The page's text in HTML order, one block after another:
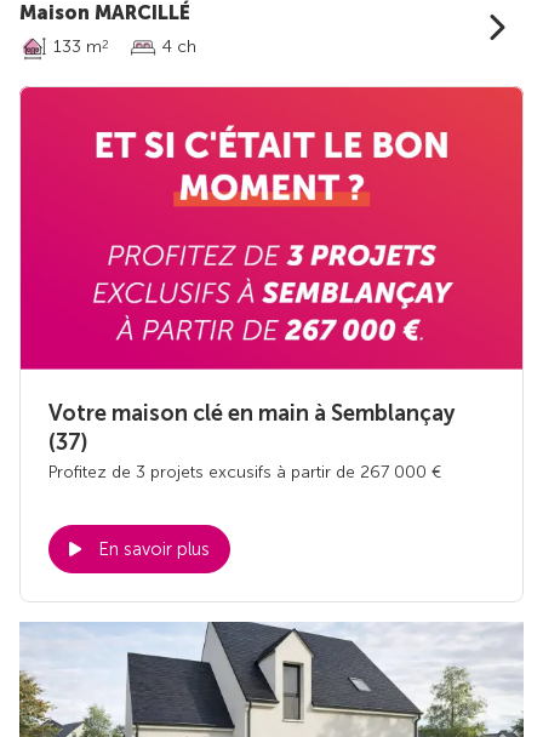
Maison MARCILLÉ
133 m2 4 ch
Votre maison clé en main à Semblançay
(37)
Profitez de 3 projets excusifs à partir de 267 000 €
En savoir plus